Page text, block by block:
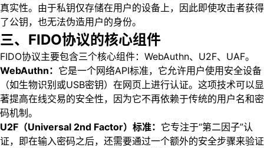
真实性。由于私钥仅存储在用户的设备上，因此即使攻击者获得
了公钥，也无法伪造用户的身份。
三、FIDO协议的核心组件
FIDO协议主要包含三个核心组件：WebAuthn、U2F、UAF。
WebAuthn： 它是一个网络API标准，它允许用户使用安全设备
（如生物识别或USB密钥）在网页上进行认证。这项技术可以显
著提高在线交易的安全性，因为它不再依赖于传统的用户名和密
码机制。
U2F（Universal 2nd Factor）标准： 它专注于“第二因子”认
证，即在输入密码之后，还需要通过一个额外的安全步骤来验证